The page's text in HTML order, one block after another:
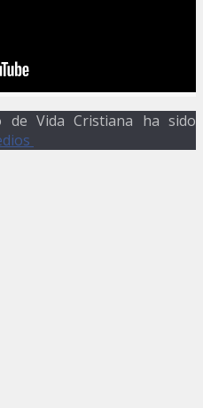
de Vida Cristiana ha sido